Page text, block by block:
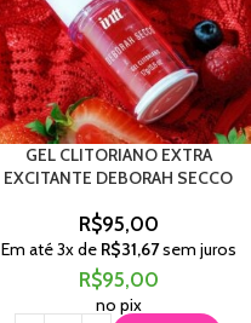
GEL CLITORIANO EXTRA
EXCITANTE DEBORAH SECCO
R$95,00
Em até3x de R$31,67sem juros
R$95,00
no pix